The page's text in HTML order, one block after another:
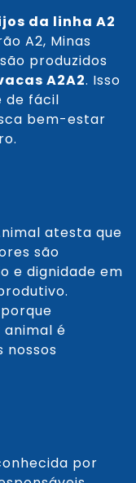
da linha A2
A2, Minas
produzidos
A2A2. Isso
de fácil
bem-estar
atesta que
são
e dignidade em
é
nossos
por